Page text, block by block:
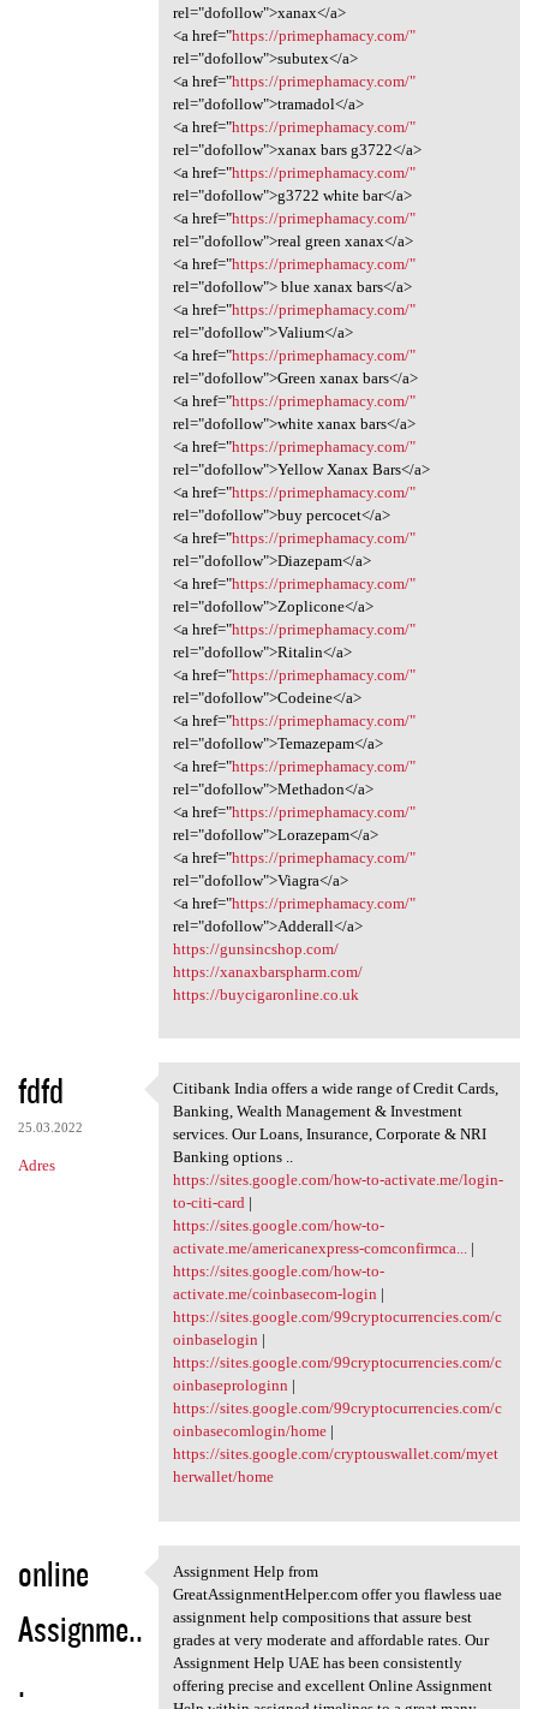
rel="dofollow">xanax</a>
<a href="https://primephamacy.com/"
rel="dofollow">subutex</a>
<a href="https://primephamacy.com/"
rel="dofollow">tramadol</a>
<a href="https://primephamacy.com/"
rel="dofollow">xanax bars g3722</a>
<a href="https://primephamacy.com/"
rel="dofollow">g3722 white bar</a>
<a href="https://primephamacy.com/"
rel="dofollow">real green xanax</a>
<a href="https://primephamacy.com/"
rel="dofollow"> blue xanax bars</a>
<a href="https://primephamacy.com/"
rel="dofollow">Valium</a>
<a href="https://primephamacy.com/"
rel="dofollow">Green xanax bars</a>
<a href="https://primephamacy.com/"
rel="dofollow">white xanax bars</a>
<a href="https://primephamacy.com/"
rel="dofollow">Yellow Xanax Bars</a>
<a href="https://primephamacy.com/"
rel="dofollow">buy percocet</a>
<a href="https://primephamacy.com/"
rel="dofollow">Diazepam</a>
<a href="https://primephamacy.com/"
rel="dofollow">Zoplicone</a>
<a href="https://primephamacy.com/"
rel="dofollow">Ritalin</a>
<a href="https://primephamacy.com/"
rel="dofollow">Codeine</a>
<a href="https://primephamacy.com/"
rel="dofollow">Temazepam</a>
<a href="https://primephamacy.com/"
rel="dofollow">Methadon</a>
<a href="https://primephamacy.com/"
rel="dofollow">Lorazepam</a>
<a href="https://primephamacy.com/"
rel="dofollow">Viagra</a>
<a href="https://primephamacy.com/"
rel="dofollow">Adderall</a>
https://gunsincshop.com/
https://xanaxbarspharm.com/
https://buycigaronline.co.uk
fdfd
25.03.2022
Adres
Citibank India offers a wide
Citibank India offers a wide range of Credit Cards,
Banking, Wealth Management & Investment
services. Our Loans, Insurance, Corporate & NRI
Banking options ..
https://sites.google.com/how-to-activate.me/login-
to-citi-card|
https://sites.google.com/how-to-
activate.me/americanexpress-comconfirmca...|
https://sites.google.com/how-to-
activate.me/coinbasecom-login |
https://sites.google.com/99cryptocurrencies.com/c
oinbaselogin |
https://sites.google.com/99cryptocurrencies.com/c
oinbaseprologinn |
https://sites.google.com/99cryptocurrencies.com/c
oinbasecomlogin/home|
https://sites.google.com/cryptouswallet.com/myet
herwallet/home
online
Assignme..
.
Assignment Help from
Assignment Help from
GreatAssignmentHelper.com offer you flawless uae
assignment help compositions that assure best
grades at very moderate and affordable rates. Our
Assignment Help UAE has been consistently
offering precise and excellent Online Assignment